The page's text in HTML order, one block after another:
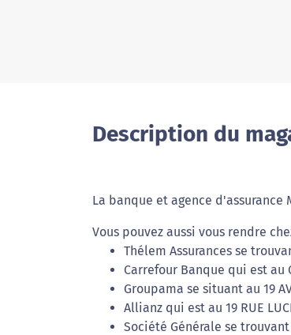
Description du
La banque et agence d'assurance
Vous pouvez aussi vous rendre
Thélem Assurances se
Carrefour Banque qui est au
Groupama se situant au 19
Allianz qui est au 19 RUE
Société Générale se trouvant